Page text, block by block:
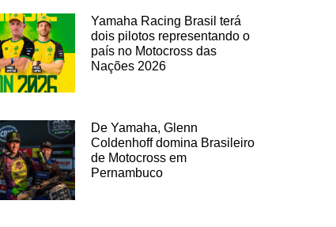
Yamaha Racing Brasil terá
dois pilotos representando o
país no Motocross das
Nações 2026
De Yamaha, Glenn
Coldenhoff domina Brasileiro
de Motocross em
Pernambuco